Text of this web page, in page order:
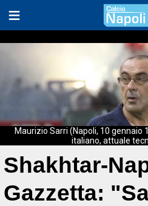
Maurizio Sarri (Napoli, 10 gennaio
italiano, attuale
Shakhtar-
Gazzetta: